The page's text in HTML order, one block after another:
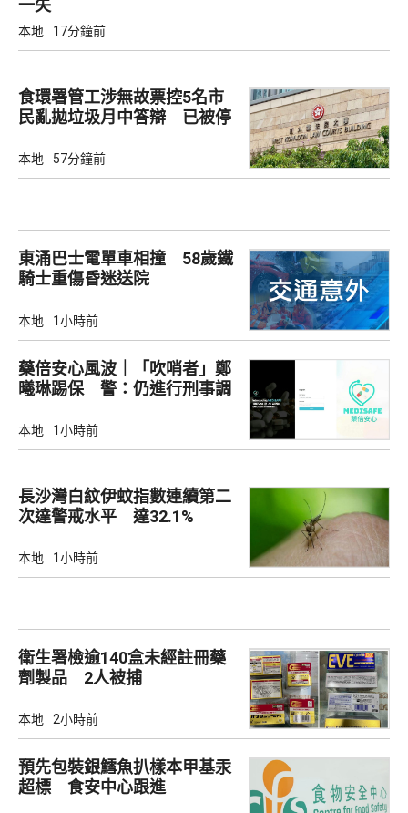
一失
本地 17分鐘前
食環署管工涉無故票控5名市
民亂拋垃圾月中答辯 已被停
本地 57分鐘前
東涌巴士電單車相撞 58歲鐵
騎士重傷昏迷送院
本地 1小時前
藥倍安心風波｜「吹哨者」鄭
曦琳踢保 警：仍進行刑事調
本地 1小時前
長沙灣白紋伊蚊指數連續第二
次達警戒水平 達32.1%
本地 1小時前
衛生署檢逾140盒未經註冊藥
劑製品 2人被捕
本地 2小時前
預先包裝銀鱈魚扒樣本甲基汞
超標 食安中心跟進